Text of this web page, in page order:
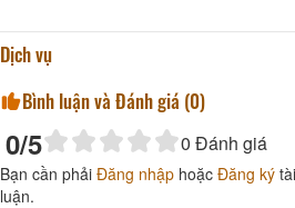
Dịch vụ
Bình luận và Đánh giá (0)
0/5 0 Đánh giá
Bạn cần phải Đăng nhập hoặc Đăng ký
luận.